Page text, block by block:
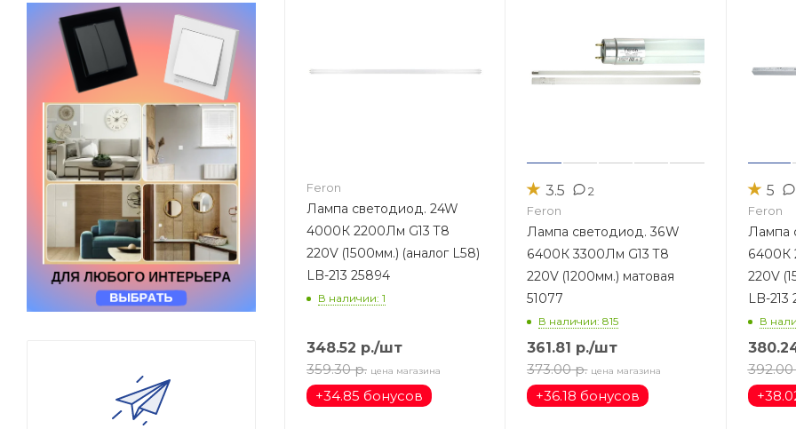
Feron
Лампа светодиод. 24W
4000К 2200Лм G13 T8
220V (1500мм.) (аналог L58)
LB-213 25894
В наличии: 1
348.52 р./шт
359.30 р. цена магазина
+34.85 бонусов
★ 3.5 2
Feron
Лампа светодиод. 36W
6400К 3300Лм G13 T8
220V (1200мм.) матовая
51077
В наличии: 815
361.81 р./шт
373.00 р. цена магазина
+36.18 бонусов
★ 5
Feron
Лампа
6400К
220V
LB-213
В
392.00
+